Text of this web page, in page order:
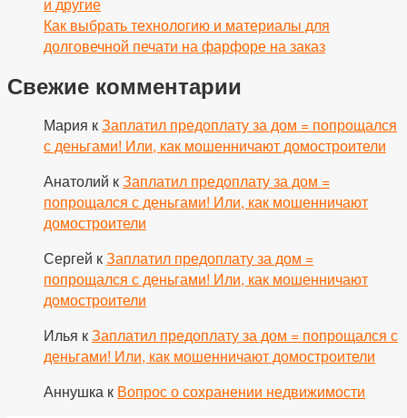
Как выбрать технологию и материалы для
долговечной печати на фарфоре на заказ
Свежие комментарии
Мария кЗаплатил предоплату за дом = попрощался
с деньгами! Или, как мошенничают домостроители
Анатолий кЗаплатил предоплату за дом =
попрощался с деньгами! Или, как мошенничают
домостроители
Сергей кЗаплатил предоплату за дом =
попрощался с деньгами! Или, как мошенничают
домостроители
Илья кЗаплатил предоплату за дом = попрощался с
деньгами! Или, как мошенничают домостроители
Аннушка к Вопрос о сохранении недвижимости